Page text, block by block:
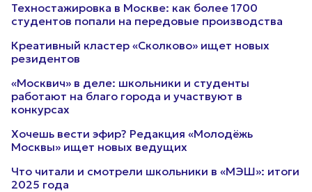
Техностажировка в Москве: как более 1700
студентов попали на передовые производства
Креативный кластер «Сколково» ищет новых
резидентов
«Москвич» в деле: школьники и студенты
работают на благо города и участвуют в
конкурсах
Хочешь вести эфир? Редакция «Молодёжь
Москвы» ищет новых ведущих
Что читали и смотрели школьники в «МЭШ»: итоги
2025 года